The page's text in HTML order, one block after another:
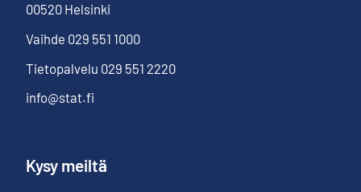
00520 Helsinki
Vaihde 029 551 1000
Tietopalvelu 029 551 2220
info@stat.fi
Kysy meiltä